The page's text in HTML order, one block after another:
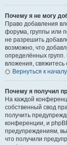
Почему я не могу
Право добавления
форума, группы или
не разрешить
возможно, что
определённых
вложения,
Вернуться к началу
Почему я получил
На каждой
собственный свод
получить
конференции, и
предупреждениям,
что получили